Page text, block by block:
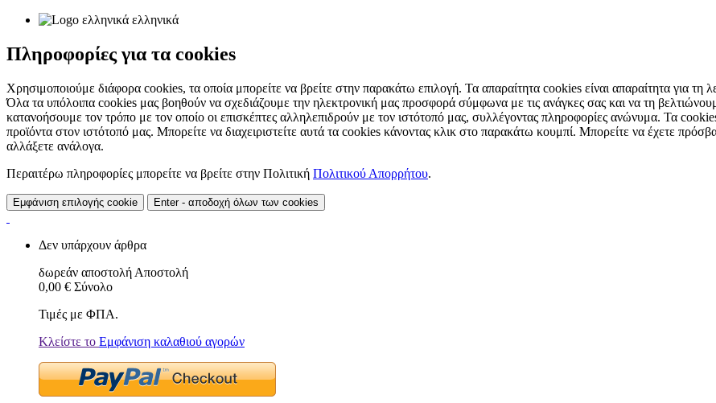
ελληνικά
Πληροφορίες για τα cookies
Χρησιμοποιούμε διάφορα cookies, τα οποία μπορείτε να βρείτε στην παρακάτω επιλογή. Τα απαραίτητα cookies είναι απαραίτητα για τη
Όλα τα υπόλοιπα cookies μας βοηθούν να σχεδιάζουμε την ηλεκτρονική μας προσφορά σύμφωνα με τις ανάγκες σας και να τη
κατανοήσουμε τον τρόπο με τον οποίο οι επισκέπτες αλληλεπιδρούν με τον ιστότοπό μας, συλλέγοντας πληροφορίες ανώνυμα. Τα
προϊόντα στον ιστότοπό μας. Μπορείτε να διαχειριστείτε αυτά τα cookies κάνοντας κλικ στο παρακάτω κουμπί. Μπορείτε να έχετε
αλλάξετε ανάλογα.
Περαιτέρω πληροφορίες μπορείτε να βρείτε στην Πολιτική Πολιτικού Απορρήτου.
Εμφάνιση επιλογής cookie Enter - αποδοχή όλων των cookies
Δεν υπάρχουν άρθρα
δωρεάν αποστολή Αποστολή
0,00 € Σύνολο
Τιμές με ΦΠΑ.
Κλείστε το Εμφάνιση καλαθιού αγορών